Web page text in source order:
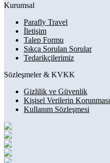
Kurumsal
Parafly Travel
İletişim
Talep Formu
Sıkça Sorulan Sorular
Tedarikçilerimiz
Sözleşmeler & KVKK
Gizlilik ve Güvenlik
Kişisel Verilerin Korunması
Kullanım Sözleşmesi